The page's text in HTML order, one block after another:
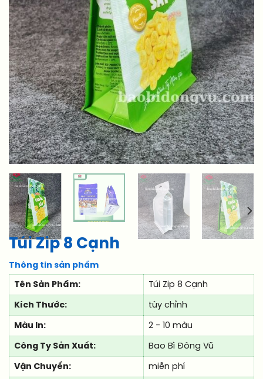
Túi Zip 8 Cạnh
Thông tin sản phẩm
Tên Sản Phẩm: Túi Zip 8 Cạnh
Kích Thước: tùy chỉnh
Màu In: 2 - 10 màu
Công Ty Sản Xuất: Bao Bì Đông Vũ
Vận Chuyển: miễn phí